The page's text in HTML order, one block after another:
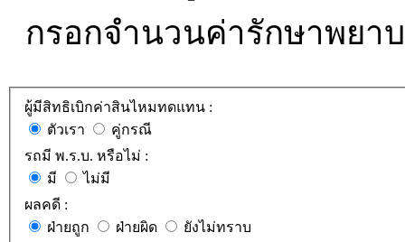
กรอกจำนวนค่ารักษาพย
ผู้มีสิทธิเบิกค่าสินไหมทดแทน :
ตัวเรา
คู่กรณี
รถมี พ.ร.บ. หรือไม่ :
มี
ไม่มี
ผลคดี :
ฝ่ายถูก
ฝ่ายผิด
ยังไม่ทราบ